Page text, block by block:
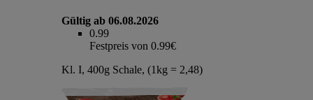
Gültig ab 06.08.2026
0.99
Festpreis von 0.99€
Kl. I, 400g Schale, (1kg = 2,48)